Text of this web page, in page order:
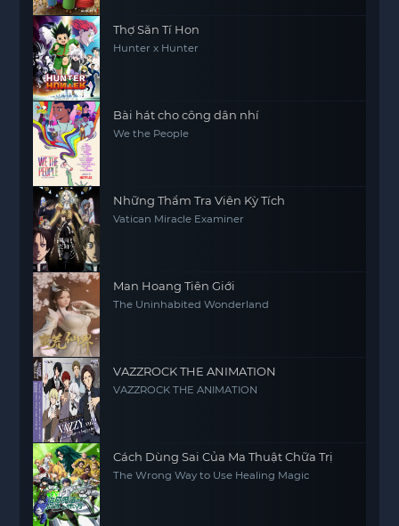
Thợ Săn Tí Hon
Hunter x Hunter
Bài hát cho công dân nhí
We the People
Những Thẩm Tra Viên Kỳ Tích
Vatican Miracle Examiner
Man Hoang Tiên Giới
The Uninhabited Wonderland
VAZZROCK THE ANIMATION
VAZZROCK THE ANIMATION
Cách Dùng Sai Của Ma Thuật Chữa Trị
The Wrong Way to Use Healing Magic